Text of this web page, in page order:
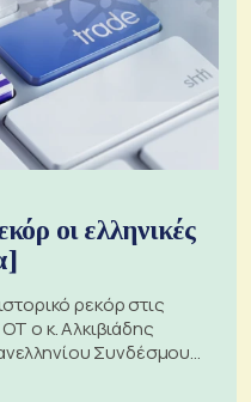
οι ελληνικές
ρεκόρ στις
ο κ. Αλκιβιάδης
Συνδέσμου